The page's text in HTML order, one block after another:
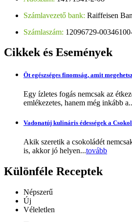
Számlavezető bank: Raiffeisen
Számlaszám: 12096729-
Cikkekés Események
Öt egészséges finomság, amit
Egy ízletes fogás nemcsak az
emlékezetes, hanem még inkább
Vadonatúj kulináris édességek a
Akik szeretik a csokoládét
is, akkor jó helyen...tovább
Különféle Receptek
Népszerű
Új
Véleletlen